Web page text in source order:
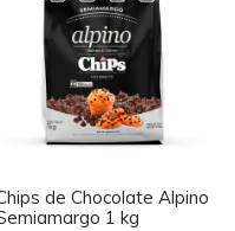
de Chocolate Alpino
1 kg